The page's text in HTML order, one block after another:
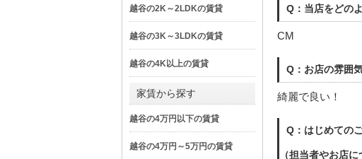
Q：当店をどの
CM
Q：お店の雰囲
綺麗で良い！
Q：はじめての
（担当者やお店に
越谷の2K～2LDKの賃貸
越谷の3K～3LDKの賃貸
越谷の4K以上の賃貸
家賃から探す
越谷の4万円以下の賃貸
越谷の4万円～5万円の賃貸